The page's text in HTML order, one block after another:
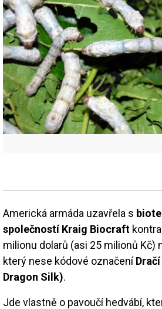
Americká armáda uzavřela s
společností Kraig Biocraft
milionu dolarů (asi 25 milionů Kč)
který nese kódové označení
Dragon Silk).
Jde vlastně o pavoučí hedvábí,